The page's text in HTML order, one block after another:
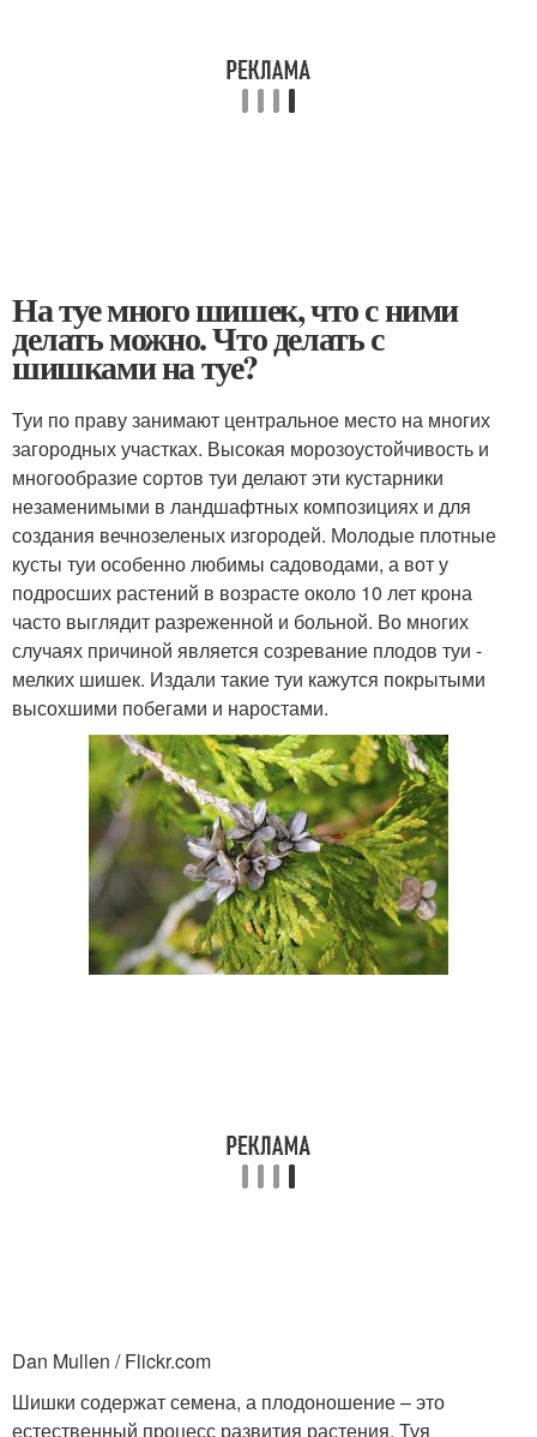
На туе много шишек, что с ними
делать можно. Что делать с
шишками на туе?
Туи по праву занимают центральное место на многих
загородных участках. Высокая морозоустойчивость и
многообразие сортов туи делают эти кустарники
незаменимыми в ландшафтных композициях и для
создания вечнозеленых изгородей. Молодые плотные
кусты туи особенно любимы садоводами, а вот у
подросших растений в возрасте около 10 лет крона
часто выглядит разреженной и больной. Во многих
случаях причиной является созревание плодов туи -
мелких шишек. Издали такие туи кажутся покрытыми
высохшими побегами и наростами.
Dan Mullen / Flickr.com
Шишки содержат семена, а плодоношение – это
естественный процесс развития растения. Туя